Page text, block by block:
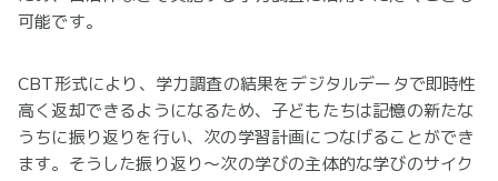
可能です。
CBT形式により、学力調査の結果をデジタルデータで即時性
高く返却できるようになるため、子どもたちは記憶の新たな
うちに振り返りを行い、次の学習計画につなげることができ
ます。そうした振り返り～次の学びの主体的な学びのサイク